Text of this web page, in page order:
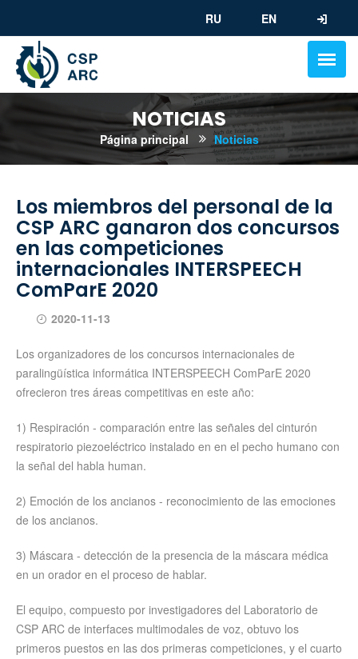
RU EN
NOTICIAS
Página principal Noticias
Los miembros del personal de la
CSP ARC ganaron dos concursos
en las competiciones
internacionales INTERSPEECH
ComParE 2020
2020-11-13
Los organizadores de los concursos internacionales de
paralingüística informática INTERSPEECH ComParE 2020
ofrecieron tres áreas competitivas en este año:
1) Respiración - comparación entre las señales del cinturón
respiratorio piezoeléctrico instalado en en el pecho humano con
la señal del habla human.
2) Emoción de los ancianos - reconocimiento de las emociones
de los ancianos.
3) Máscara - detección de la presencia de la máscara médica
en un orador en el proceso de hablar.
El equipo, compuesto por investigadores del Laboratorio de
CSP ARC de interfaces multimodales de voz, obtuvo los
primeros puestos en las dos primeras competiciones, y el cuarto